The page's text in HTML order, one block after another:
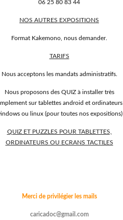
06 25 80 83 44
NOS AUTRES EXPOSITIONS
Format Kakemono, nous demander.
TARIFS
Nous acceptons les mandats administratifs.
Nous proposons des QUIZ à installer très
sur tablettes android et ordinateurs
ou linux (pour toutes nos expositions)
QUIZ ET PUZZLES POUR TABLETTES,
ORDINATEURS OU ECRANS TACTILES
Merci de privilégier les mails
caricadoc@gmail.com